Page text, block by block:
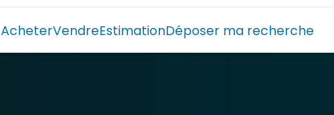
AcheterVendreEstimationDéposer ma recherche